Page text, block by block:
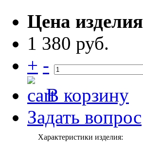
Цена изделия
1 380 руб.
+ -
В корзину
Задать вопрос
Характеристики изделия: